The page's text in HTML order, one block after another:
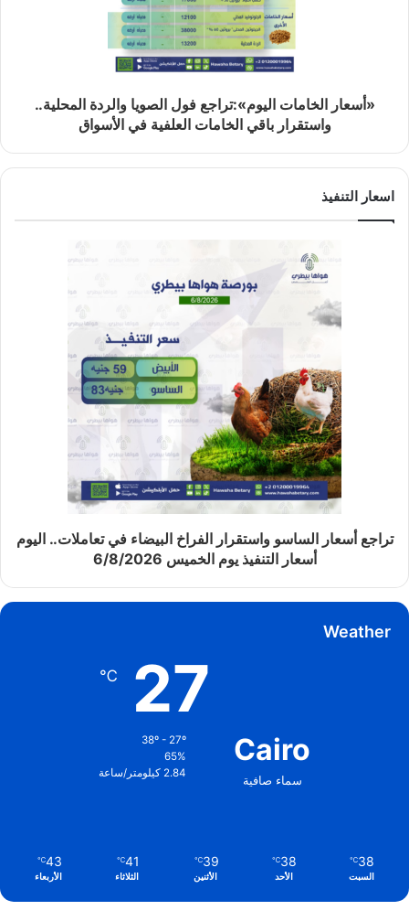
«أسعار الخامات اليوم»:تراجع فول الصويا والردة المحلية..
واستقرار باقي الخامات العلفية في الأسواق
اسعار التنفيذ
تراجع أسعار الساسو واستقرار الفراخ البيضاء في تعاملات.. اليوم
أسعار التنفيذ يوم الخميس 6/8/2026
Weather
Cairo
سماء صافية
27
℃
65%
2.84 كيلومتر/ساعة
38
℃
السبت
38
℃
الأحد
39
℃
الأثنين
41
℃
الثلاثاء
43
℃
الأربعاء